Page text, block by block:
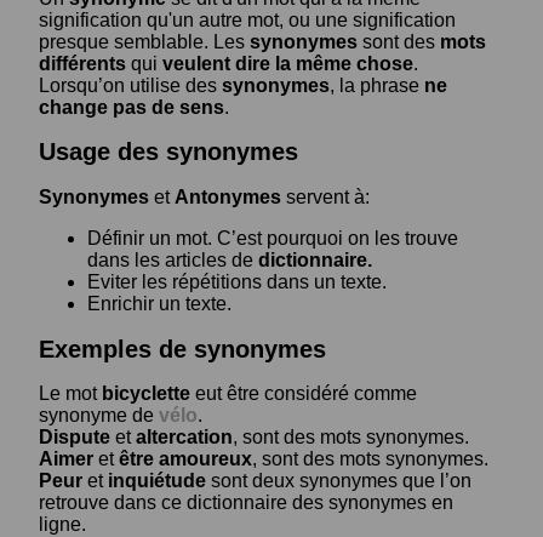
signification qu'un autre mot, ou une signification
presque semblable. Les synonymes sont des mots
différents qui veulent dire la même chose.
Lorsqu’on utilise des synonymes, la phrase ne
change pas de sens.
Usage des synonymes
Synonymes et Antonymes servent à:
Définir un mot. C’est pourquoi on les trouve
dans les articles de dictionnaire.
Eviter les répétitions dans un texte.
Enrichir un texte.
Exemples de synonymes
Le mot bicyclette eut être considéré comme
synonyme de vélo.
Dispute etaltercation, sont des mots synonymes.
Aimer etêtre amoureux, sont des mots synonymes.
Peur et inquiétude sont deux synonymes que l’on
retrouve dans ce dictionnaire des synonymes en
ligne.